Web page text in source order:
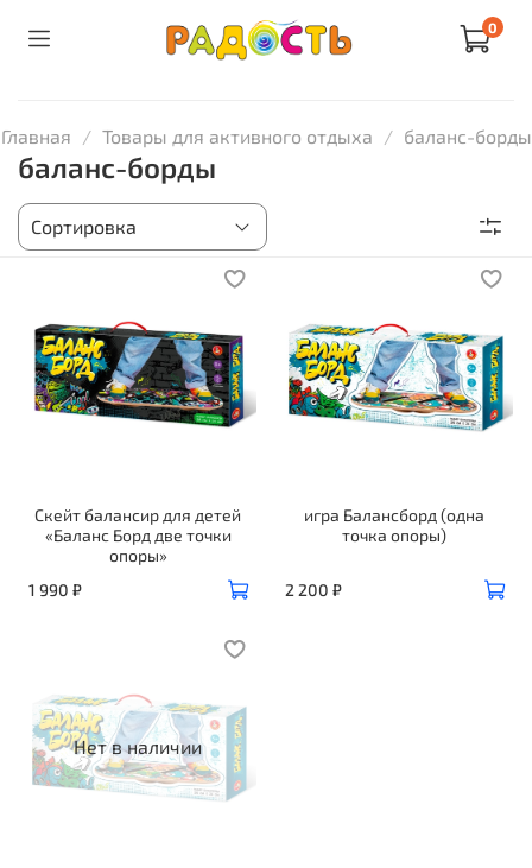
0
Главная Товары для активного отдыха баланс-борды
баланс-борды
Скейт балансир для детей
«Баланс Борд две точки
опоры»
1 990 ₽
игра Балансборд (одна
точка опоры)
2 200 ₽
Нет в наличии